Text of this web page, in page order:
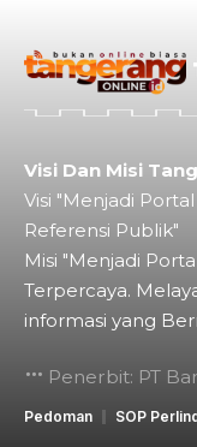
Visi Dan Misi
Visi "Menjadi
Referensi Publik"
Misi "Menjadi
Terpercaya.
informasi yang
Penerbit: PT
Pedoman SOP